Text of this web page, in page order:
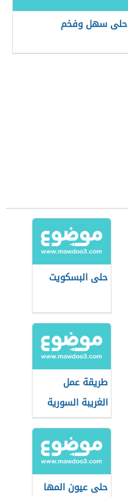
حلى سهل وفخم
حلى البسكويت
طريقة عمل
الغريبة السورية
حلى عيون المها